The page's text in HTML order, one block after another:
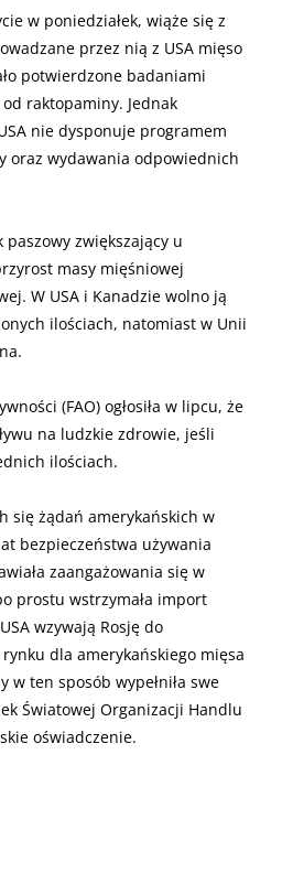
w poniedziałek, wiąże się z
przez nią z USA mięso
potwierdzone badaniami
raktopaminy. Jednak
nie dysponuje programem
oraz wydawania odpowiednich
zwiększający u
masy mięśniowej
W USA i Kanadzie wolno ją
ilościach, natomiast w Unii
(FAO) ogłosiła w lipcu, że
na ludzkie zdrowie, jeśli
ilościach.
się żądań amerykańskich w
bezpieczeństwa używania
zaangażowania się w
prostu wstrzymała import
wzywają Rosję do
dla amerykańskiego mięsa
w ten sposób wypełniła swe
Światowej Organizacji Handlu
oświadczenie.